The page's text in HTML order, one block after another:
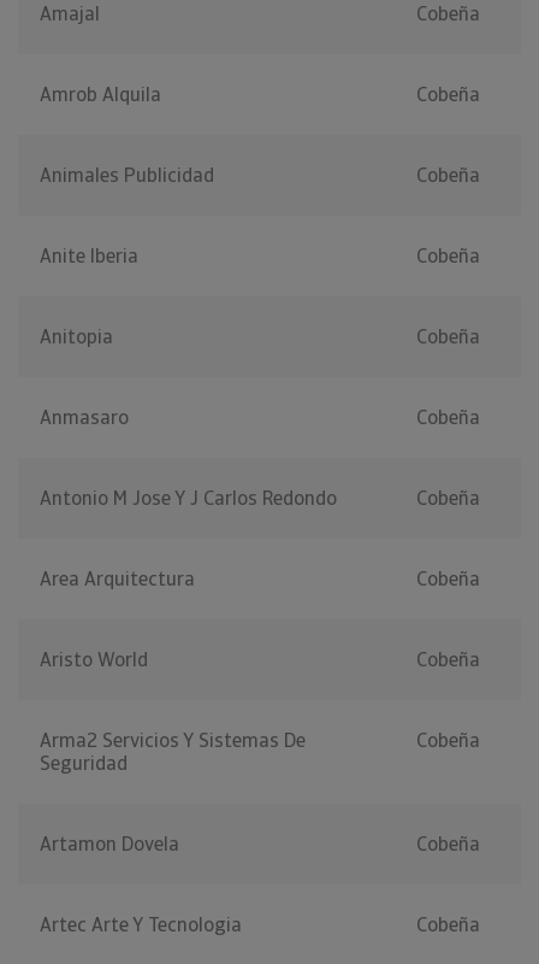
Amajal Cobeña
Amrob Alquila Cobeña
Animales Publicidad Cobeña
Anite Iberia Cobeña
Anitopia Cobeña
Anmasaro Cobeña
Antonio M Jose Y J Carlos Redondo Cobeña
Area Arquitectura Cobeña
Aristo World Cobeña
Arma2 Servicios Y Sistemas De
Seguridad
Cobeña
Artamon Dovela Cobeña
Artec Arte Y Tecnologia Cobeña